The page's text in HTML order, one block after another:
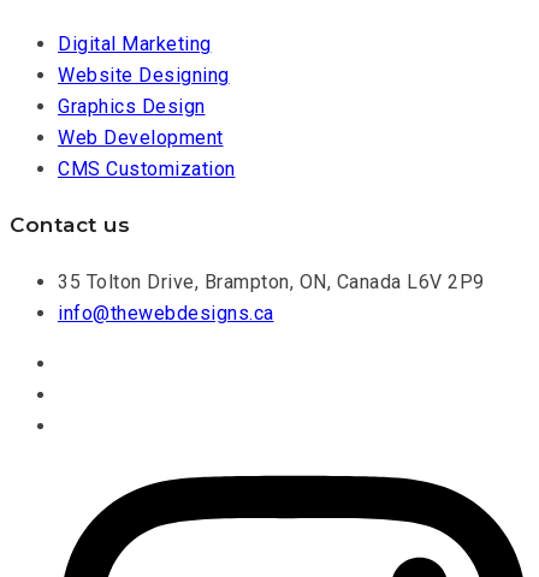
Digital Marketing
Website Designing
Graphics Design
Web Development
CMS Customization
Contact us
35 Tolton Drive, Brampton, ON, Canada L6V 2P9
info@thewebdesigns.ca